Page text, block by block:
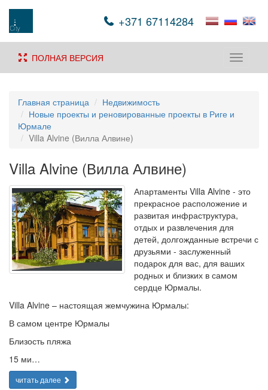
+371 67114284
Toggle
ПОЛНАЯ ВЕРСИЯ
Главная страница
Недвижимость
Новые проекты и реновированные проекты в Риге и
Юрмале
Villa Alvine (Вилла Алвине)
Villa Alvine (Вилла Алвине)
Апартаменты Villa Alvine - это
прекрасное расположение и
развитая инфраструктура,
отдых и развлечения для
детей, долгожданные встречи с
друзьями - заслуженный
подарок для вас, для ваших
родных и близких в самом
сердце Юрмалы.
Villa Alvine – настоящая жемчужина Юрмалы:
В самом центре Юрмалы
Близость пляжа
15 ми…
читать далее